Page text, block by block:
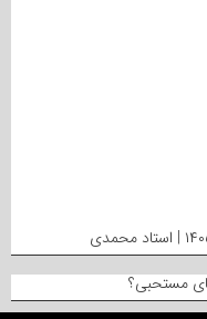
مستحبی؟